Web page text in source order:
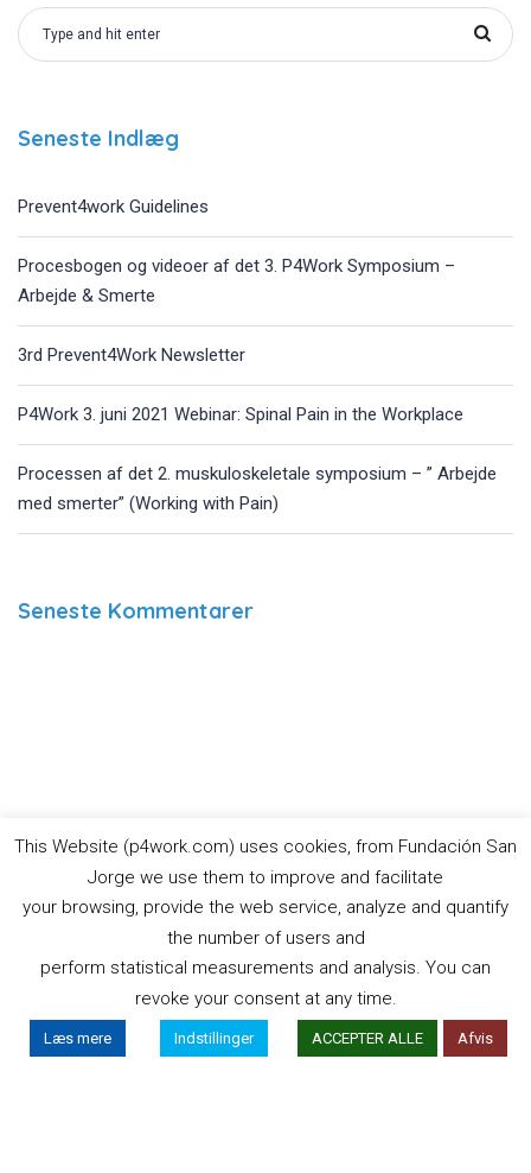
Seneste Indlæg
Prevent4work Guidelines
Procesbogen og videoer af det 3. P4Work Symposium –
Arbejde & Smerte
3rd Prevent4Work Newsletter
P4Work 3. juni 2021 Webinar: Spinal Pain in the Workplace
Processen af det 2. muskuloskeletale symposium – ” Arbejde
med smerter” (Working with Pain)
Seneste Kommentarer
Europa-Kommissionens støtte til produktionen af dette
websted udgør ikke en godkendelse af indholdet, som kun
afspejler forfatternes egne synspunkter, og Kommissionen kan
ikke holdes ansvarlig for den brug, der måtte blive gjort af de
deri indeholdte oplysninge.
2019 P4WORK © Powered By INP Formación
This Website (p4work.com) uses cookies, from Fundación San
Jorge we use them to improve and facilitate
your browsing, provide the web service, analyze and quantify
the number of users and
perform statistical measurements and analysis. You can
revoke your consent at any time.
Læs mere Indstillinger ACCEPTER ALLE Afvis